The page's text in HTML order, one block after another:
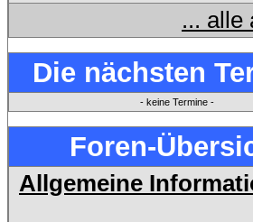
... alle
Die nächsten
- keine Termine -
Foren-
Allgemeine